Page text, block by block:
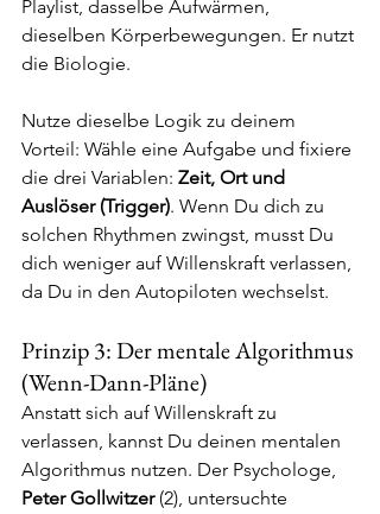
Playlist, dasselbe Aufwärmen,
dieselben Körperbewegungen. Er nutzt
die Biologie.
Nutze dieselbe Logik zu deinem
Vorteil: Wähle eine Aufgabe und fixiere
die drei Variablen: Zeit, Ort und
Auslöser (Trigger). Wenn Du dich zu
solchen Rhythmen zwingst, musst Du
dich weniger auf Willenskraft verlassen,
da Du in den Autopiloten wechselst.
Prinzip 3: Der mentale Algorithmus
(Wenn-Dann-Pläne)
Anstatt sich auf Willenskraft zu
verlassen, kannst Du deinen mentalen
Algorithmus nutzen. Der Psychologe,
Peter Gollwitzer (2), untersuchte